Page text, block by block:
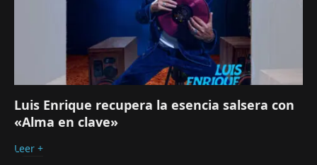
Luis Enrique recupera la esencia salsera con
«Alma en clave»
Leer +